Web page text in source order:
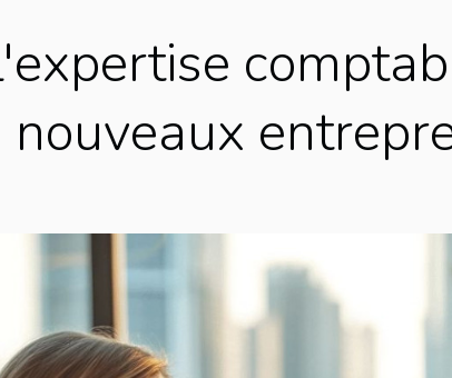
nouveaux